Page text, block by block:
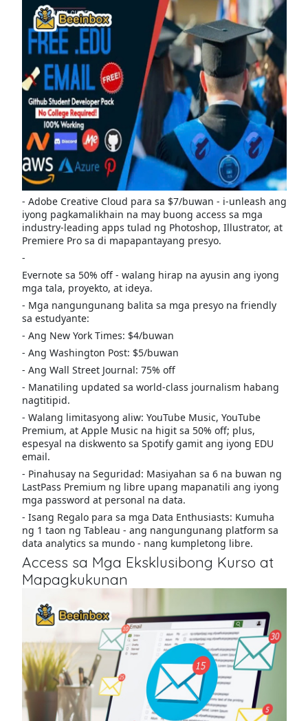
- Adobe Creative Cloud para sa $7/buwan - i-unleash ang
iyong pagkamalikhain na may buong access sa mga
industry-leading apps tulad ng Photoshop, Illustrator, at
Premiere Pro sa di mapapantayang presyo.
-
Evernote sa 50% off - walang hirap na ayusin ang iyong
mga tala, proyekto, at ideya.
- Mga nangungunang balita sa mga presyo na friendly
sa estudyante:
- Ang New York Times: $4/buwan
- Ang Washington Post: $5/buwan
- Ang Wall Street Journal: 75% off
- Manatiling updated sa world-class journalism habang
nagtitipid.
- Walang limitasyong aliw: YouTube Music, YouTube
Premium, at Apple Music na higit sa 50% off; plus,
espesyal na diskwento sa Spotify gamit ang iyong EDU
email.
- Pinahusay na Seguridad: Masiyahan sa 6 na buwan ng
LastPass Premium ng libre upang mapanatili ang iyong
mga password at personal na data.
- Isang Regalo para sa mga Data Enthusiasts: Kumuha
ng 1 taon ng Tableau - ang nangungunang platform sa
data analytics sa mundo - nang kumpletong libre.
Access sa Mga Eksklusibong Kurso at
Mapagkukunan